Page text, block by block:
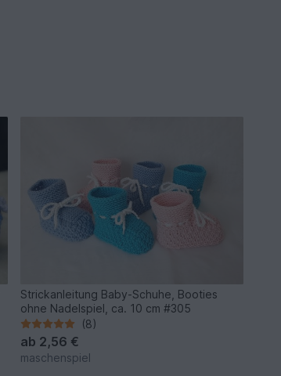
Strickanleitung Baby-Schuhe, Booties
ohne Nadelspiel, ca. 10 cm #305
(8)
ab 2,56 €
maschenspiel